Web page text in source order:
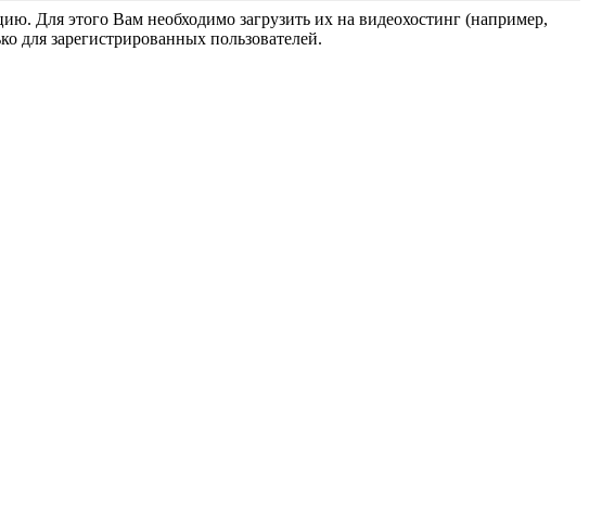
Для этого Вам необходимо загрузить их на видеохостинг (например,
для зарегистрированных пользователей.